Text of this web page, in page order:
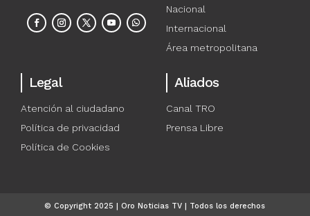
Nacional
Internacional
Área metropolitana
Legal
Atención al ciudadano
Política de privacidad
Política de Cookies
Aliados
Canal TRO
Prensa Libre
© Copyright 2025 | Oro Noticias TV | Todos los derechos